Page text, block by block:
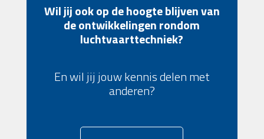
Wil jij ook op de hoogte blijven van
de ontwikkelingen rondom
luchtvaarttechniek?
En wil jij jouw kennis delen met
anderen?